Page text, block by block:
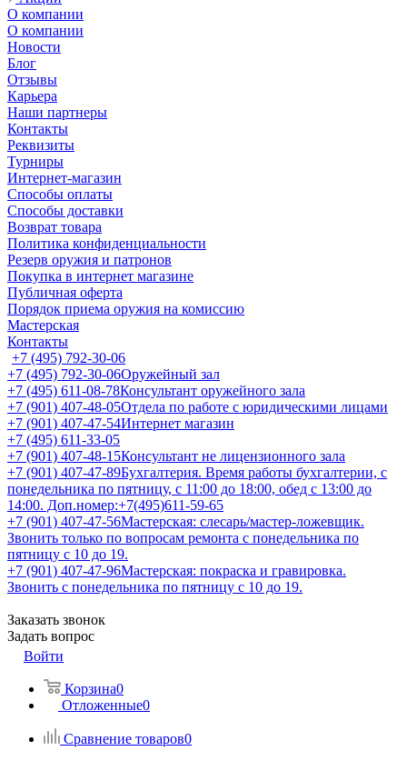
О компании
О компании
Новости
Блог
Отзывы
Карьера
Наши партнеры
Контакты
Реквизиты
Турниры
Интернет-магазин
Способы оплаты
Способы доставки
Возврат товара
Политика конфиденциальности
Резерв оружия и патронов
Покупка в интернет магазине
Публичная оферта
Порядок приема оружия на комиссию
Мастерская
Контакты
+7 (495) 792-30-06
+7 (495) 792-30-06Оружейный зал
+7 (495) 611-08-78Консультант оружейного зала
+7 (901) 407-48-05Отдела по работе с юридическими лицами
+7 (901) 407-47-54Интернет магазин
+7 (495) 611-33-05
+7 (901) 407-48-15Консультант не лицензионного зала
+7 (901) 407-47-89Бухгалтерия. Время работы бухгалтерии, с
понедельника по пятницу, с 11:00 до 18:00, обед с 13:00 до
14:00. Доп.номер:+7(495)611-59-65
+7 (901) 407-47-56Мастерская: слесарь/мастер-ложевщик.
Звонить только по вопросам ремонта с понедельника по
пятницу с 10 до 19.
+7 (901) 407-47-96Мастерская: покраска и гравировка.
Звонить с понедельника по пятницу с 10 до 19.
Заказать звонок
Задать вопрос
Войти
Корзина0
Отложенные0
Сравнение товаров0